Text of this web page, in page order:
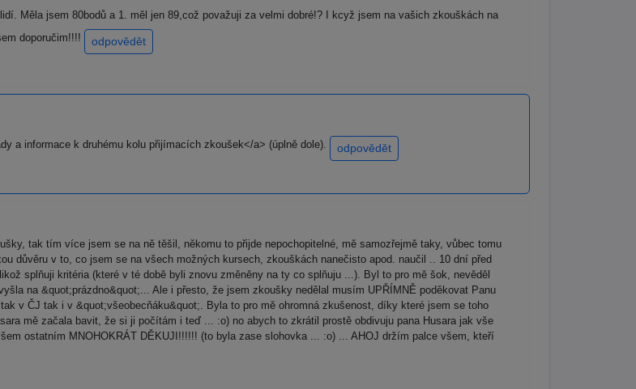
Měla jsem 80bodů a 1. měl jen 89,což považuji za velmi dobré!? I kcyž jsem na vašich zkouškách na
doporučim!!!!
odpovědět
a informace k druhému kolu přijímacích zkoušek</a> (úplně dole). odpovědět
tak tím více jsem se na ně těšil, někomu to přijde nepochopitelné, mě samozřejmě taky, vůbec tomu
důvěru v to, co jsem se na všech možných kursech, zkouškách nanečisto apod. naučil .. 10 dní před
splňuji kritéria (které v té době byli znovu změněny na ty co splňuju ...). Byl to pro mě šok, nevěděl
na &quot;prázdno&quot;... Ale i přesto, že jsem zkoušky nedělal musím UPŘÍMNĚ poděkovat Panu
v ČJ tak i v &quot;všeobecňáku&quot;. Byla to pro mě ohromná zkušenost, díky které jsem se toho
mě začala bavit, že si ji počítám i teď ... :o) no abych to zkrátil prostě obdivuju pana Husara jak vše
ostatním MNOHOKRÁT DĚKUJI!!!!!! (to byla zase slohovka ... :o) ... AHOJ držím palce všem, kteří